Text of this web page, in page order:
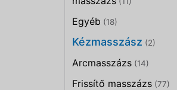
Egyéb (18)
Kézmasszász (2)
Arcmasszázs (14)
Frissítő masszázs (77)